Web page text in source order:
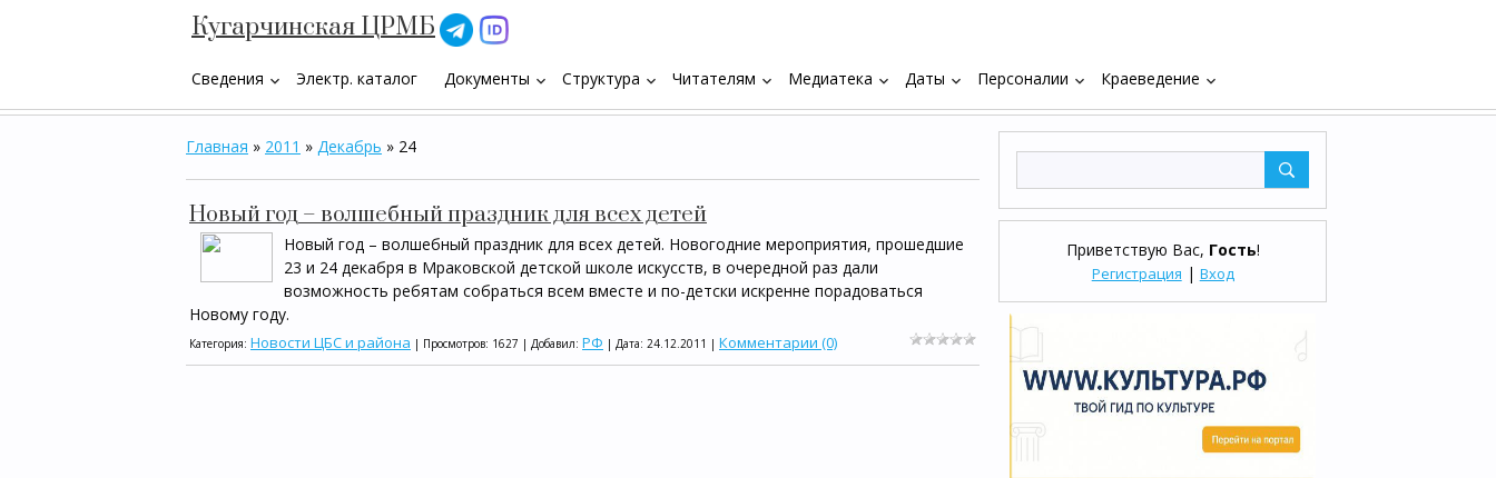
Кугарчинская ЦРМБ
Сведения keyboard_arrow_down Электр. каталог Документы keyboard_arrow_down Структура keyboard_arrow_down Читателям keyboard_arrow_down Медиатека keyboard_arrow_down Даты keyboard_arrow_down Персоналии keyboard_arrow_down Краеведение keyboard_arrow_down
Приветствую Вас, Гость!
Регистрация | Вход
Главная » 2011 » Декабрь » 24
Новый год – волшебный праздник для всех детей
Новый год – волшебный праздник для всех детей. Новогодние мероприятия, прошедшие
23 и 24 декабря в Мраковской детской школе искусств, в очередной раз дали
возможность ребятам собраться всем вместе и по-детски искренне порадоваться
Новому году.
Категория: Новости ЦБС и района | Просмотров: 1627 | Добавил: РФ | Дата: 24.12.2011 | Комментарии (0)